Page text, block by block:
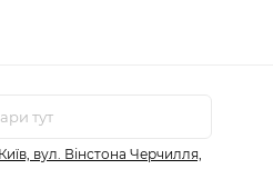
вул. Вінстона Черчилля,